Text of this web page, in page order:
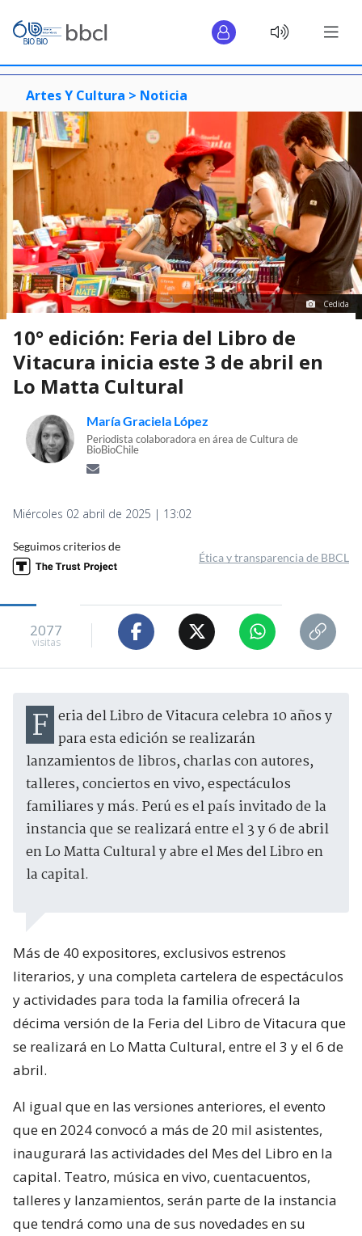
Artes Y Cultura > Noticia
Cedida
10° edición: Feria del Libro de
Vitacura inicia este 3 de abril en
Lo Matta Cultural
María Graciela López
Periodista colaboradora en área de Cultura de
BioBioChile
Miércoles 02 abril de 2025 | 13:02
Seguimos criterios de
Ética y transparencia de BBCL
2077
visitas
Feria del Libro de Vitacura celebra 10 años y para esta edición se realizarán
lanzamientos de libros, charlas con autores,
talleres, conciertos en vivo, espectáculos
familiares y más. Perú es el país invitado de la
instancia que se realizará entre el 3 y 6 de abril
en Lo Matta Cultural y abre el Mes del Libro en
la capital.
Más de 40 expositores, exclusivos estrenos
literarios, y una completa cartelera de espectáculos
y actividades para toda la familia ofrecerá la
décima versión de la Feria del Libro de Vitacura que
se realizará en Lo Matta Cultural, entre el 3 y el 6 de
abril.
Al igual que en las versiones anteriores, el evento
que en 2024 convocó a más de 20 mil asistentes,
inaugurará las actividades del Mes del Libro en la
capital. Teatro, música en vivo, cuentacuentos,
talleres y lanzamientos, serán parte de la instancia
que tendrá como una de sus novedades en su